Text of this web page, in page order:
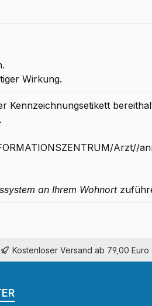
Wirkung.
Kennzeichnungsetikett
Arzt//
an Ihrem Wohnort
Kostenloser Versand ab 79,00 Euro